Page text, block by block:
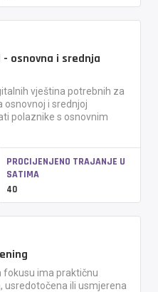
osnovna i srednja
vještina potrebnih za
osnovnoj i srednjoj
polaznike s osnovnim
PROCIJENJENO TRAJANJE U
SATIMA
40
fokusu ima praktičnu
ili usmjerena